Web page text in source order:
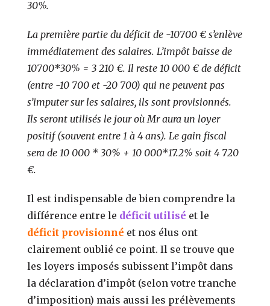
30%.
La première partie du déficit de -10700 € s’enlève
immédiatement des salaires. L’impôt baisse de
10700*30% = 3 210 €. Il reste 10 000 € de déficit
(entre -10 700 et -20 700) qui ne peuvent pas
s’imputer sur les salaires, ils sont provisionnés.
Ils seront utilisés le jour où Mr aura un loyer
positif (souvent entre 1 à 4 ans). Le gain fiscal
sera de 10 000 * 30% + 10 000*17.2% soit 4 720
€.
Il est indispensable de bien comprendre la
différence entre le déficit utilisé et le
déficit provisionné et nos élus ont
clairement oublié ce point. Il se trouve que
les loyers imposés subissent l’impôt dans
la déclaration d’impôt (selon votre tranche
d’imposition) mais aussi les prélèvements